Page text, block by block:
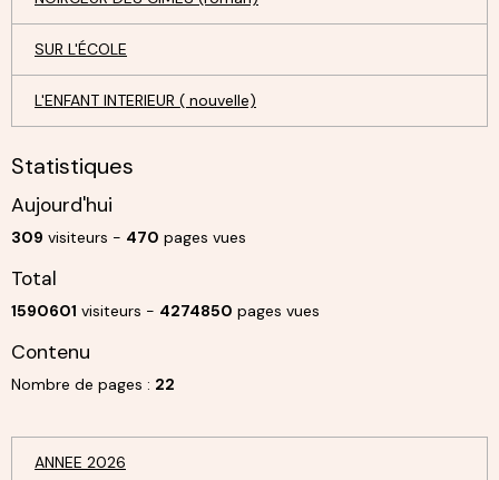
SUR L'ÉCOLE
L'ENFANT INTERIEUR ( nouvelle)
Statistiques
Aujourd'hui
309 visiteurs - 470 pages vues
Total
1590601 visiteurs - 4274850 pages vues
Contenu
Nombre de pages : 22
ANNEE 2026